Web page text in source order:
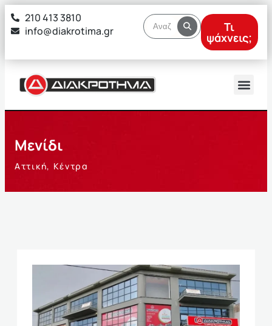
στο
περιεχόμενο
210 413 3810
info@diakrotima.gr
Τι
ψάχνεις;
Μενίδι
Αττική, Κέντρα